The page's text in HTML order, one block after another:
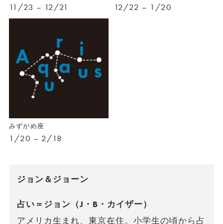
11/23 – 12/21 12/22 – 1/20
みずがめ座
1/20 – 2/18
ジョン＆ジョーン
占い＝ジョン（J・B・カイザー）
アメリカ生まれ、東京在住。小学生の頃から占